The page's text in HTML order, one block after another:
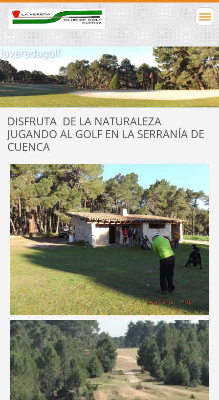
DISFRUTA DE LA NATURALEZA
JUGANDO AL GOLF EN LA SERRANÍA DE
CUENCA